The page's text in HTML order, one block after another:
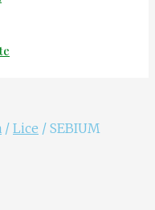
/ Lice / SEBIUM